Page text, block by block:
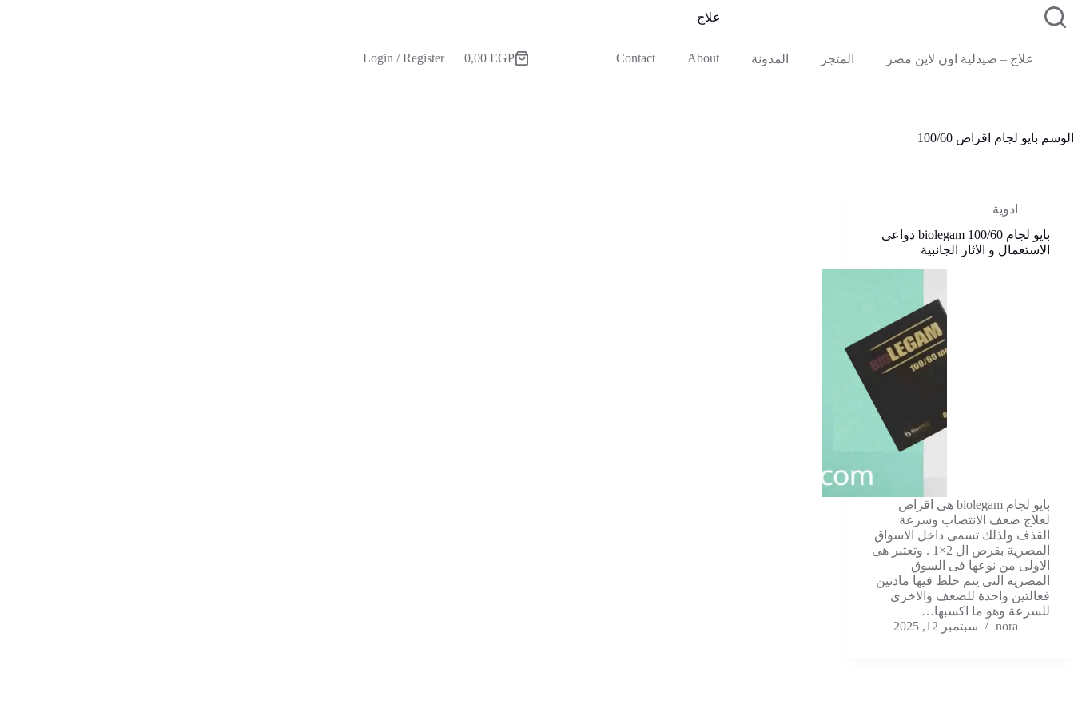
التجاوز
إلى
علاج
علاج – صيدلية اون لاين مصر المتجر المدونة About
Contact
عربة
0,00 EGP
Login / Register
الوسم بايو لجام اقراص 100/60
ادوية
بايو لجام 100/60 biolegam دواعى
الاستعمال و الاثار الجانبية
بايو لجام biolegam هى اقراص
لعلاج ضعف الانتصاب وسرعة
القذف ولذلك تسمى داخل الاسواق
المصرية بقرص ال 2×1 . وتعتبر هى
الاولى من نوعها فى السوق
المصرية التى يتم خلط فيها مادتين
فعالتين واحدة للضعف والاخرى
للسرعة وهو ما اكسبها…
nora
سبتمبر 12, 2025